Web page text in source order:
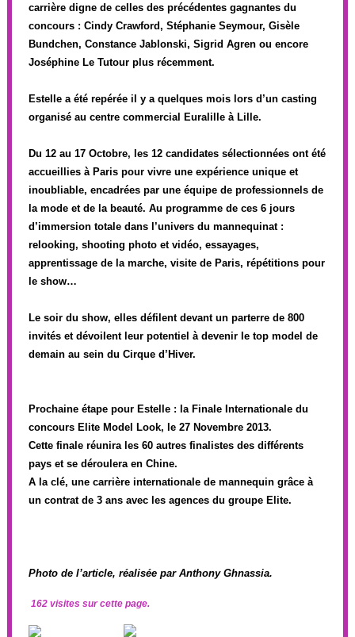
carrière digne de celles des précédentes gagnantes du
concours : Cindy Crawford, Stéphanie Seymour, Gisèle
Bundchen, Constance Jablonski, Sigrid Agren ou encore
Joséphine Le Tutour plus récemment.
Estelle a été repérée il y a quelques mois lors d’un casting
organisé au centre commercial Euralille à Lille.
Du 12 au 17 Octobre, les 12 candidates sélectionnées ont été
accueillies à Paris pour vivre une expérience unique et
inoubliable, encadrées par une équipe de professionnels de
la mode et de la beauté. Au programme de ces 6 jours
d’immersion totale dans l’univers du mannequinat :
relooking, shooting photo et vidéo, essayages,
apprentissage de la marche, visite de Paris, répétitions pour
le show…
Le soir du show, elles défilent devant un parterre de 800
invités et dévoilent leur potentiel à devenir le top model de
demain au sein du Cirque d’Hiver.
Prochaine étape pour Estelle : la Finale Internationale du
concours Elite Model Look, le 27 Novembre 2013.
Cette finale réunira les 60 autres finalistes des différents
pays et se déroulera en Chine.
A la clé, une carrière internationale de mannequin grâce à
un contrat de 3 ans avec les agences du groupe Elite.
Photo de l’article, réalisée par Anthony Ghnassia.
162 visites sur cette page.